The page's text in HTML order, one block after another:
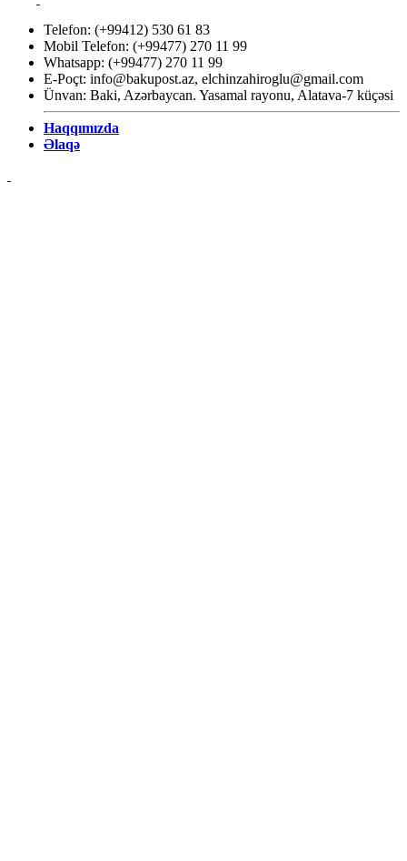
Telefon: (+99412) 530 61 83
Mobil Telefon: (+99477) 270 11 99
Whatsapp: (+99477) 270 11 99
E-Poçt: info@bakupost.az, elchinzahiroglu@gmail.com
Ünvan: Baki, Azərbaycan. Yasamal rayonu, Alatava-7 küçəsi
Haqqımızda
Əlaqə